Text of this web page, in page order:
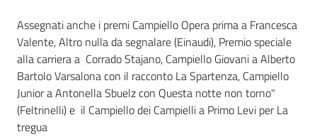
Assegnati anche i premi Campiello Opera prima a Francesca
Valente, Altro nulla da segnalare (Einaudi), Premio speciale
alla carriera a Corrado Stajano, Campiello Giovani a Alberto
Bartolo Varsalona con il racconto La Spartenza, Campiello
Junior a Antonella Sbuelz con Questa notte non torno"
(Feltrinelli) e il Campiello dei Campielli a Primo Levi per La
tregua